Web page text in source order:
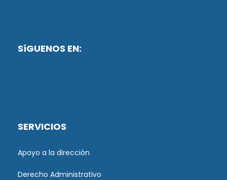
SíGUENOS EN:
SERVICIOS
Apoyo a la dirección
Derecho Administrativo